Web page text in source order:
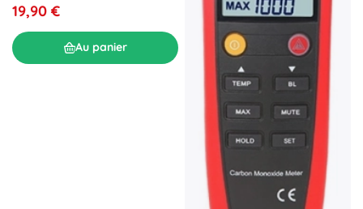
19,90 €
Au panier